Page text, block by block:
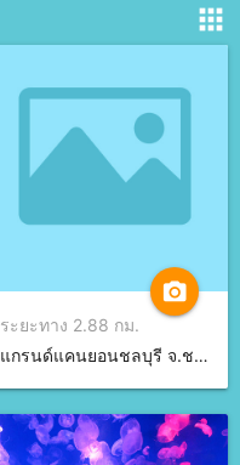
apps
camera_alt
ระยะทาง 2.88 กม.
แกรนด์แคนยอนชลบุรี จ.ชลบุรี